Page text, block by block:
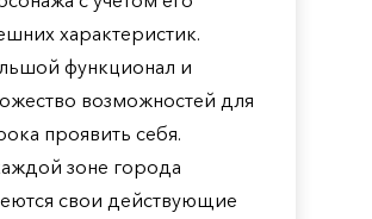
характеристик.
функционал и
возможностей для
проявить себя.
зоне города
свои действующие